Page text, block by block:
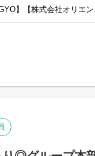
グループでは2つのパ
就労継続支援A型事業所】
がい者の方々とは非雇
設外作業の同行
用者様とコミュニケー
】【株式会社オリエン